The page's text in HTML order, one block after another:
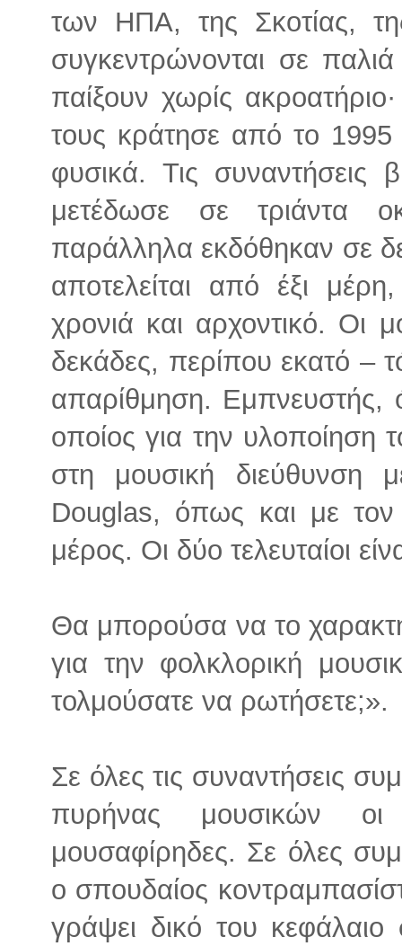
των ΗΠΑ, της Σκοτίας,
συγκεντρώνονται σε
παίξουν χωρίς
τους κράτησε από το 1995
φυσικά. Τις συναντήσεις
μετέδωσε σε τριάντα
παράλληλα εκδόθηκαν σε
αποτελείται από έξι
χρονιά και αρχοντικό. Οι
δεκάδες, περίπου εκατό –
απαρίθμηση.
οποίος για την υλοποίηση
στη μουσική διεύθυνση
Douglas, όπως και με
μέρος. Οι δύο τελευταίοι
Θα μπορούσα να το
για την φολκλορική
τολμούσατε να ρωτήσετε;».
Σε όλες τις συναντήσεις
πυρήνας μουσικών οι
μουσαφίρηδες. Σε όλες
ο σπουδαίος
γράψει δικό του